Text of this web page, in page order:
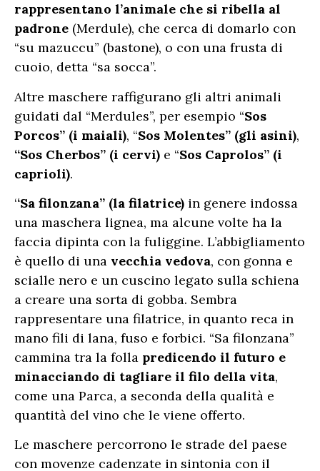
rappresentano l’animale che si ribella al
padrone (Merdule), che cerca di domarlo con
“su mazuccu” (bastone), o con una frusta di
cuoio, detta “sa socca”.
Altre maschere raffigurano gli altri animali
guidati dal “Merdules”, per esempio “Sos
Porcos” (i maiali), “Sos Molentes” (gli asini),
“Sos Cherbos” (i cervi) e “Sos Caprolos” (i
caprioli).
‘‘Sa filonzana” (la filatrice) in genere indossa
una maschera lignea, ma alcune volte ha la
faccia dipinta con la fuliggine. L’abbigliamento
è quello di una vecchia vedova, con gonna e
scialle nero e un cuscino legato sulla schiena
a creare una sorta di gobba. Sembra
rappresentare una filatrice, in quanto reca in
mano fili di lana, fuso e forbici. “Sa filonzana”
cammina tra la folla predicendo il futuro e
minacciando di tagliare il filo della vita,
come una Parca, a seconda della qualità e
quantità del vino che le viene offerto.
Le maschere percorrono le strade del paese
con movenze cadenzate in sintonia con il